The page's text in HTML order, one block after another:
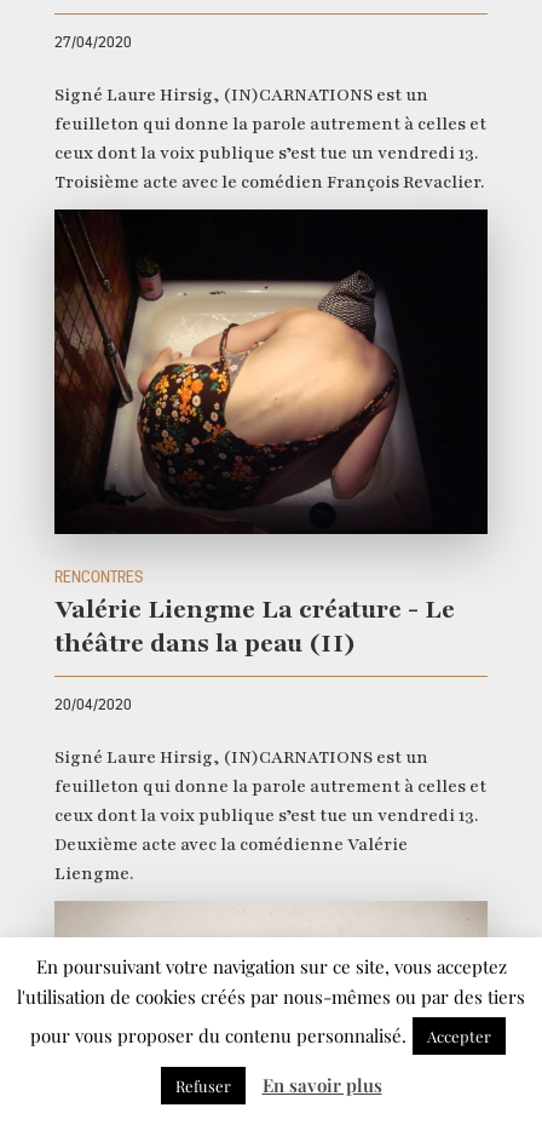
27/04/2020
Signé Laure Hirsig, (IN)CARNATIONS est un
feuilleton qui donne la parole autrement à celles et
ceux dont la voix publique s’est tue un vendredi 13.
Troisième acte avec le comédien François Revaclier.
RENCONTRES
Valérie Liengme La créature - Le
théâtre dans la peau (II)
20/04/2020
Signé Laure Hirsig, (IN)CARNATIONS est un
feuilleton qui donne la parole autrement à celles et
ceux dont la voix publique s’est tue un vendredi 13.
Deuxième acte avec la comédienne Valérie
Liengme.
En poursuivant votre navigation sur ce site, vous acceptez
l'utilisation de cookies créés par nous-mêmes ou par des tiers
pour vous proposer du contenu personnalisé.
Accepter
Refuser En savoir plus